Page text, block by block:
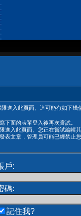
進入此頁面。這可能有如下幾
下面的表單登入後再次嘗試。
進入此頁面。您正在嘗試編輯
表文章，管理員可能已經禁止
戶:
碼:
記住我?